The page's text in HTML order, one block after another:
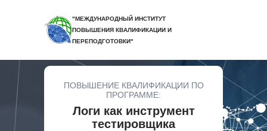
"МЕЖДУНАРОДНЫЙ ИНСТИТУТ
ПОВЫШЕНИЯ КВАЛИФИКАЦИИ И
ПЕРЕПОДГОТОВКИ"
ПОВЫШЕНИЕ КВАЛИФИКАЦИИ ПО
ПРОГРАММЕ:
Логи как инструмент
тестировщика